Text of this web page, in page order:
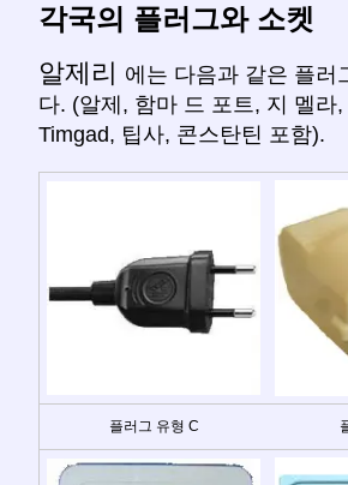
각국의 플러그와 소켓
알제리 에는 다음과 같은 플러
다. (알제, 함마 드 포트, 지 멜라,
Timgad, 팁사, 콘스탄틴 포함).
플러그 유형 C